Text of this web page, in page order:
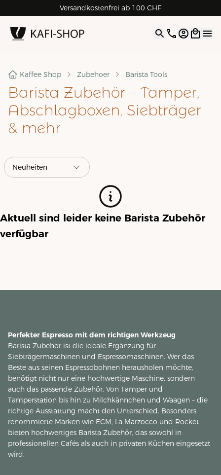
Versandkostenfrei ab 100 CHF
4.9| 5.0 Google
Open
Kaffee Shop Zubehoer Barista Tools
Barista Zubehör – Tamper,
Abschlagboxen, Siebträger
& mehr
Aktuell sind leider keine Barista Zubehör
verfügbar
Perfekter Espresso mit dem richtigen Werkzeug
Barista Zubehör ist die ideale Ergänzung für
Siebträgermaschinen und Espressomaschinen. Wer das
Beste aus seinen Espressobohnen herausholen möchte,
benötigt nicht nur eine hochwertige Maschine, sondern
auch das passende Zubehör. Von Tamper und
Tamperstation bis hin zu Milchkännchen und Waagen – die
richtige Ausstattung macht den Unterschied. Besonders
renommierte Marken wie ECM, La Marzocco und Rocket
bieten hochwertiges Barista Zubehör, das sowohl in
professionellen Cafés als auch in privaten Küchen eingesetzt
wird.